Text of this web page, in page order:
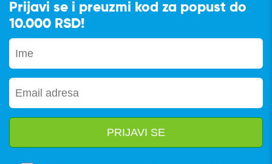
Prijavi se i preuzmi kod za popust do
10.000 RSD!